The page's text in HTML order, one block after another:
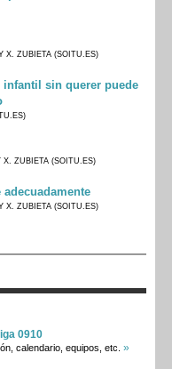
X. ZUBIETA (SOITU.ES)
infantil sin querer puede
ZUBIETA (SOITU.ES)
X. ZUBIETA (SOITU.ES)
0910
calendario, equipos, etc. »